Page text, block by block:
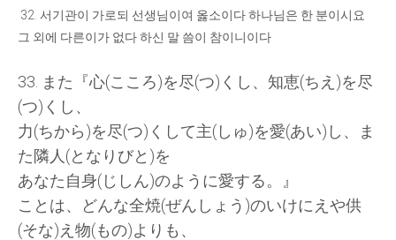
32. 서기관이 가로되 선생님이여 옳소이다 하나님은 한 분이시요
그 외에 다른이가 없다 하신 말 씀이 참이니이다
33. また 『心(こころ)を尽(つ) くし 、 知恵(ちえ )を尽
(つ) くし 、
力(ちから)を尽(つ) くして主(しゅ)を愛(あい) し 、
ま
た隣人 (となりびと )を
あなた自身(じしん)のように愛する。』
ことは、 どんな全焼(ぜんしょう )のいけにえや供
(そな)え 物(もの)よりも 、